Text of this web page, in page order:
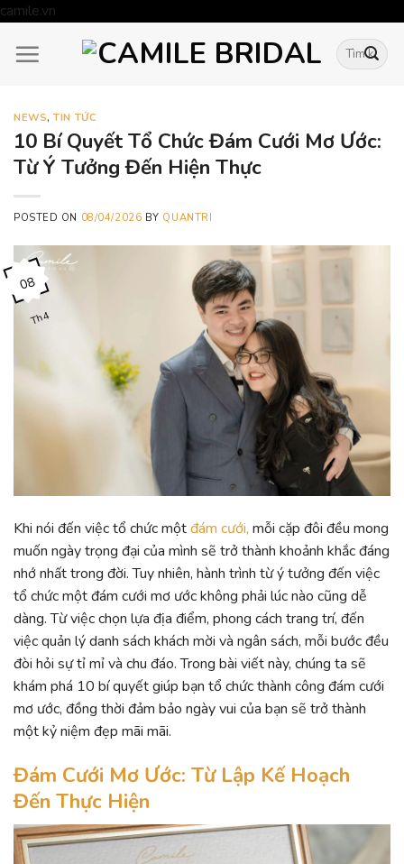
camile.vn
content
Tìm
kiếm:
NEWS,TIN TỨC
10 Bí Quyết Tổ Chức Đám Cưới Mơ Ước:
Từ Ý Tưởng Đến Hiện Thực
POSTED ON 08/04/2026 BY QUANTRI
08
Th4
Khi nói đến việc tổ chức mộtđám cưới, mỗi cặp đôi đều mong
muốn ngày trọng đại của mình sẽ trở thành khoảnh khắc đáng
nhớ nhất trong đời. Tuy nhiên, hành trình từ ý tưởng đến việc
tổ chức một đám cưới mơ ước không phải lúc nào cũng dễ
dàng. Từ việc chọn lựa địa điểm, phong cách trang trí, đến
việc quản lý danh sách khách mời và ngân sách, mỗi bước đều
đòi hỏi sự tỉ mỉ và chu đáo. Trong bài viết này, chúng ta sẽ
khám phá 10 bí quyết giúp bạn tổ chức thành công đám cưới
mơ ước, đồng thời đảm bảo ngày vui của bạn sẽ trở thành
một kỷ niệm đẹp mãi mãi.
Đám Cưới Mơ Ước: Từ Lập Kế Hoạch
Đến Thực Hiện